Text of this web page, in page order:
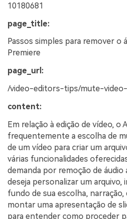
10180681
page_title:
Passos simples para remover o
Premiere
page_url:
/video-editors-tips/mute-
content:
Em relação à edição de vídeo, o
frequentemente a escolha de
de um vídeo para criar um
várias funcionalidades
demanda por remoção de áudio
deseja personalizar um arquivo,
fundo de sua escolha,
montar uma apresentação de
para entender como proceder